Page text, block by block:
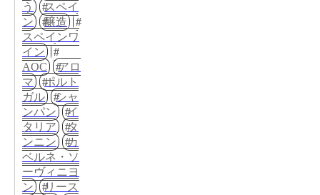
う
スペイ
ン
醸造
スペインワ
イン
AOC
アロ
マ
ポルト
ガル
シャ
ンパン
イ
タリア
タ
ンニン
カ
ベルネ・ソ
ーヴィニヨ
ン
リース